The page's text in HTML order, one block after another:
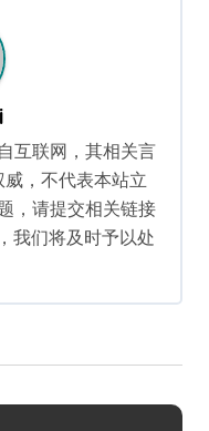
互联网，其相关言
，不代表本站立
，请提交相关链接
我们将及时予以处